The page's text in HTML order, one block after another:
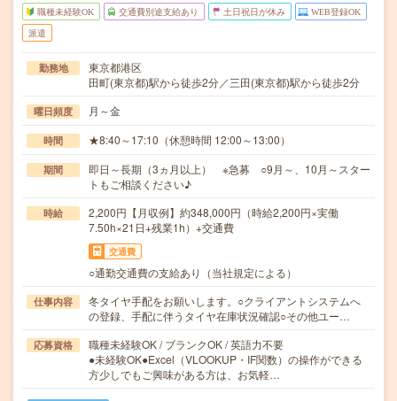
職種未経験OK 交通費別途支給あり 土日祝日が休み WEB登録OK
派遣
勤務地
東京都港区
田町(東京都)駅から徒歩2分／三田(東京都)駅から徒歩2分
曜日頻度 月～金
時間 ★8:40～17:10（休憩時間 12:00～13:00）
期間
即日～長期（3ヵ月以上） ※急募 ○9月～、10月～スター
トもご相談ください♪
時給
2,200円【月収例】約348,000円（時給2,200円×実働
7.50h×21日+残業1h）+交通費
交通費
○通勤交通費の支給あり（当社規定による）
仕事内容
冬タイヤ手配をお願いします。○クライアントシステムへ
の登録、手配に伴うタイヤ在庫状況確認○その他ユー…
応募資格
職種未経験OK / ブランクOK / 英語力不要
●未経験OK●Excel（VLOOKUP・IF関数）の操作ができる
方少しでもご興味がある方は、お気軽…